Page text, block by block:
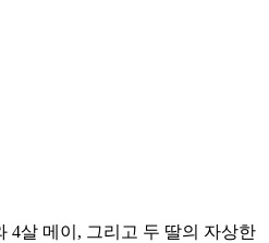
4살 메이, 그리고 두 딸의 자상한